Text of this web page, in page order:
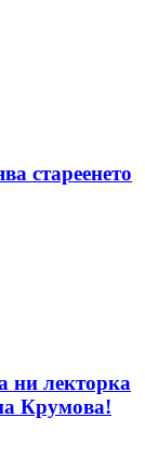
стареенето
ни лекторка
Крумова!